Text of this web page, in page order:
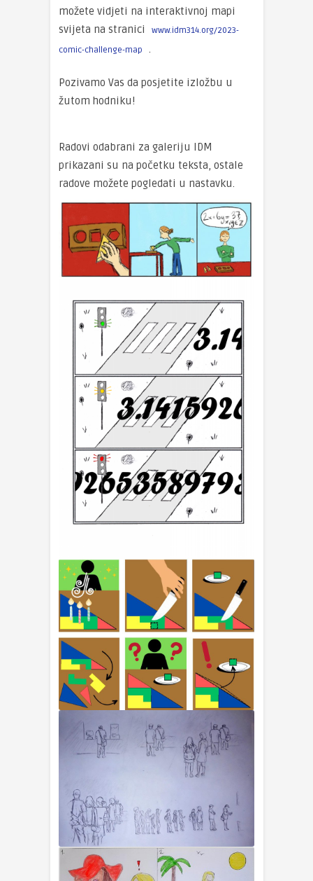
možete vidjeti na interaktivnoj mapi
svijeta na stranici
www.idm314.org/2023-
comic-challenge-map
.
Pozivamo Vas da posjetite izložbu u
žutom hodniku!
Radovi odabrani za galeriju IDM
prikazani su na početku teksta, ostale
radove možete pogledati u nastavku.